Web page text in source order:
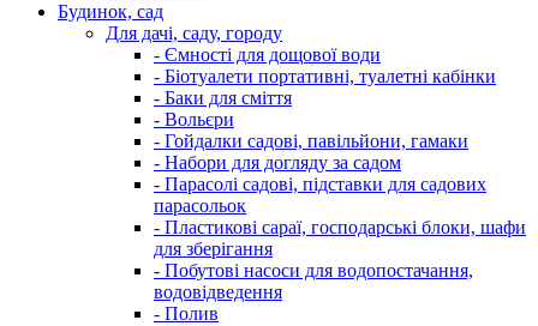
Будинок, сад
Для дачі, саду, городу
- Ємності для дощової води
- Біотуалети портативні, туалетні кабінки
- Баки для сміття
- Вольєри
- Гойдалки садові, павільйони, гамаки
- Набори для догляду за садом
- Парасолі садові, підставки для садових
парасольок
- Пластикові сараї, господарські блоки, шафи
для зберігання
- Побутові насоси для водопостачання,
водовідведення
- Полив